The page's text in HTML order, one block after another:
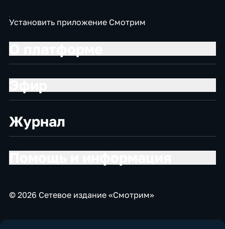
Установить приложение Смотрим
Журнал
© 2026 Сетевое издание «Смотрим»